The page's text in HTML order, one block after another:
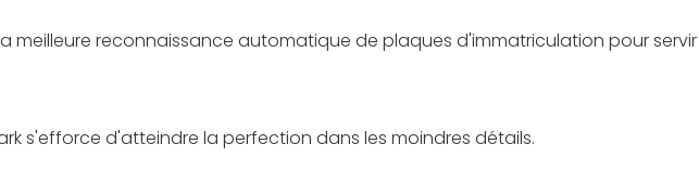
meilleure reconnaissance automatique de plaques d'immatriculation pour servir
s'efforce d'atteindre la perfection dans les moindres détails.